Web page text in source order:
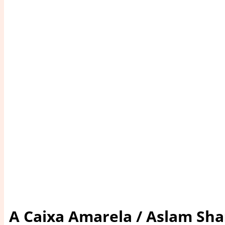
A Caixa Amarela / Aslam